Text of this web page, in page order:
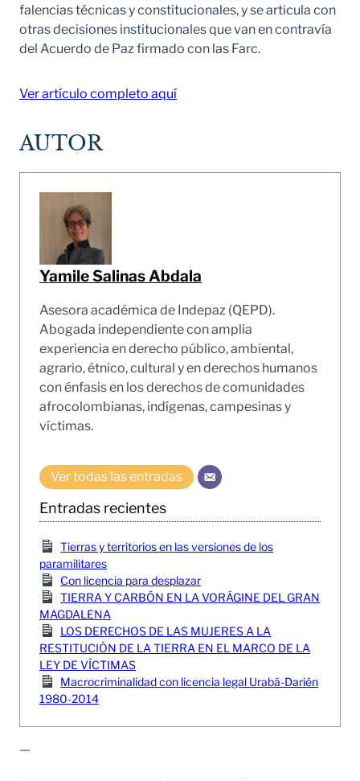
falencias técnicas y constitucionales, y se articula con
otras decisiones institucionales que van en contravía
del Acuerdo de Paz firmado con las Farc.
Ver artículo completo aquí
AUTOR
Yamile Salinas Abdala
Asesora académica de Indepaz (QEPD).
Abogada independiente con amplia
experiencia en derecho público, ambiental,
agrario, étnico, cultural y en derechos humanos
con énfasis en los derechos de comunidades
afrocolombianas, indígenas, campesinas y
víctimas.
Ver todas las entradas
Entradas recientes
Tierras y territorios en las versiones de los
paramilitares
Con licencia para desplazar
TIERRA Y CARBÓN EN LA VORÁGINE DEL GRAN
MAGDALENA
LOS DERECHOS DE LAS MUJERES A LA
RESTITUCIÓN DE LA TIERRA EN EL MARCO DE LA
LEY DE VÍCTIMAS
Macrocriminalidad con licencia legal Urabá-Darién
1980-2014
—